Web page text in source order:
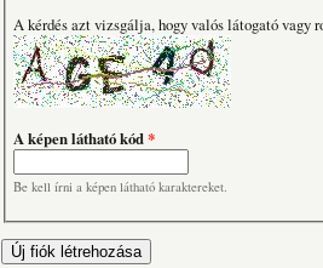
A kérdés azt vizsgálja, hogy valós látogató vagy
A képen látható kód*
Be kell írni a képen látható karaktereket.